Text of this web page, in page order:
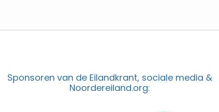
Sponsoren van de Eilandkrant, sociale media &
Noordereiland.org: